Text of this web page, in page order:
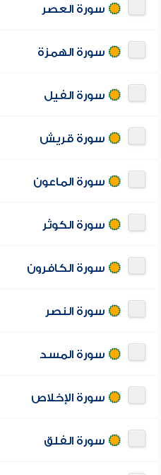
سورة العصر
سورة الهمزة
سورة الفيل
سورة قريش
سورة الماعون
سورة الكوثر
سورة الكافرون
سورة النصر
سورة المسد
سورة الإخلاص
سورة الفلق